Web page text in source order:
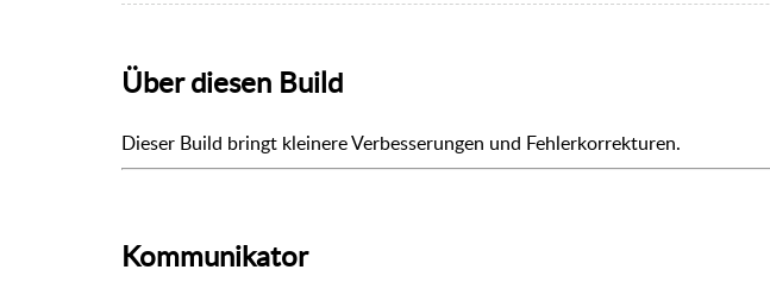
Über diesen Build
Dieser Build bringt kleinere Verbesserungen und Fehlerkorrekturen.
Kommunikator